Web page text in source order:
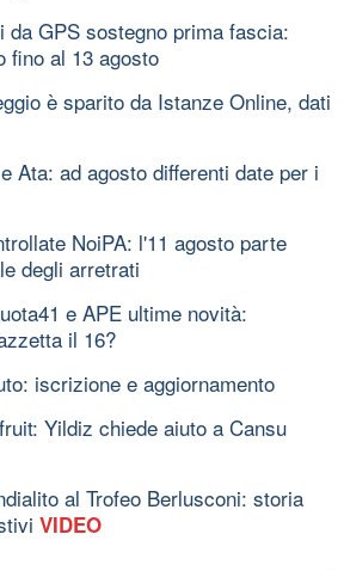
da GPS sostegno prima fascia:
fino al 13 agosto
è sparito da Istanze Online, dati
Ata: ad agosto differenti date per i
NoiPA: l'11 agosto parte
degli arretrati
e APE ultime novità:
il 16?
iscrizione e aggiornamento
Yildiz chiede aiuto a Cansu
al Trofeo Berlusconi: storia
VIDEO